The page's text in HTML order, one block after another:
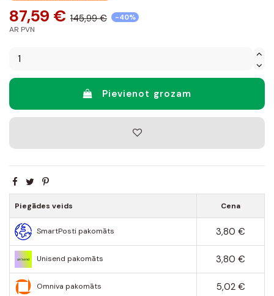
87,59 € 145,99 € -40%
AR PVN
Pievienot grozam
Piegādes veids Cena
SmartPosti pakomāts 3,80 €
Unisend pakomāts 3,80 €
Omniva pakomāts 5,02 €